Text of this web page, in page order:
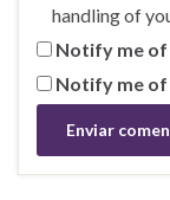
handling of
Notify me of
Notify me of